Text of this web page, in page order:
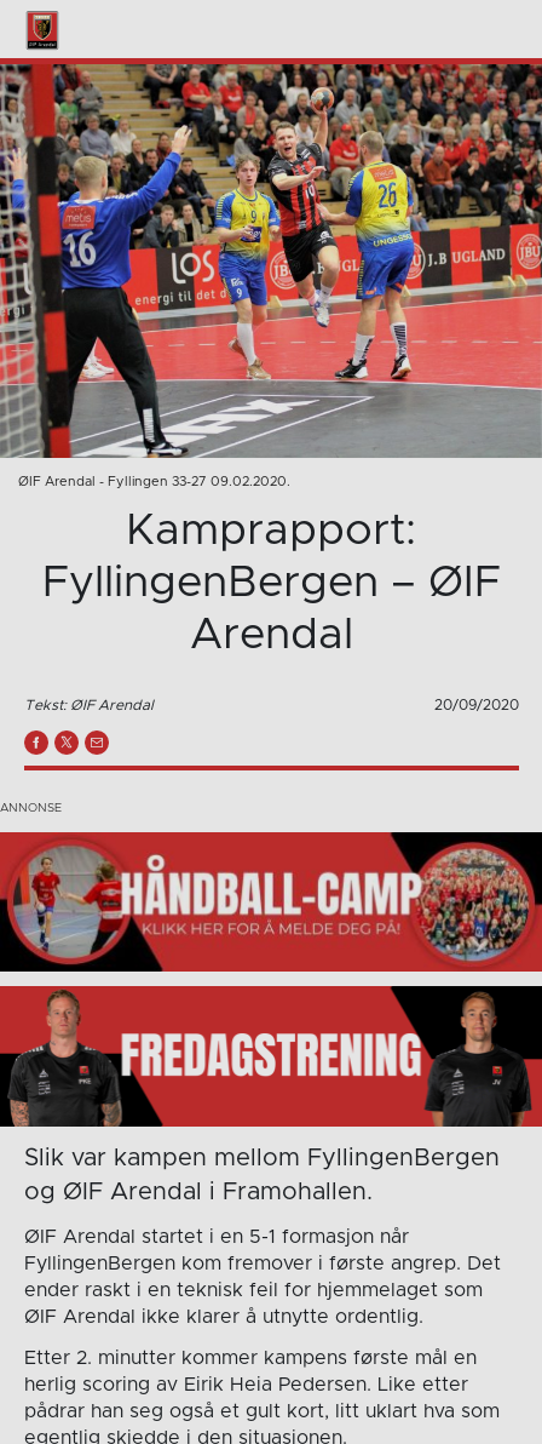
ØIF Arendal - Fyllingen 33-27 09.02.2020.
Kamprapport:
FyllingenBergen – ØIF
Arendal
Tekst: ØIF Arendal 20/09/2020
Slik var kampen mellom FyllingenBergen
og ØIF Arendal i Framohallen.
ØIF Arendal startet i en 5-1 formasjon når
FyllingenBergen kom fremover i første angrep. Det
ender raskt i en teknisk feil for hjemmelaget som
ØIF Arendal ikke klarer å utnytte ordentlig.
Etter 2. minutter kommer kampens første mål en
herlig scoring av Eirik Heia Pedersen. Like etter
pådrar han seg også et gult kort, litt uklart hva som
egentlig skjedde i den situasjonen.